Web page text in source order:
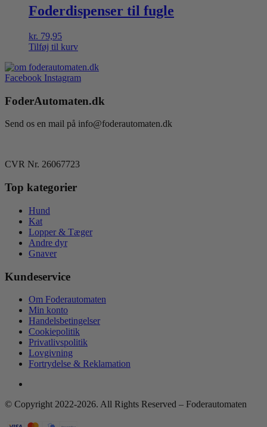
Foderdispenser til fugle
kr. 79,95
Tilføj til kurv
Facebook Instagram
FoderAutomaten.dk
Send os en mail på info@foderautomaten.dk
CVR Nr. 26067723
Top kategorier
Hund
Kat
Lopper & Tæger
Andre dyr
Gnaver
Kundeservice
Om Foderautomaten
Min konto
Handelsbetingelser
Cookiepolitik
Privatlivspolitik
Lovgivning
Fortrydelse & Reklamation
© Copyright 2022-2026. All Rights Reserved – Foderautomaten